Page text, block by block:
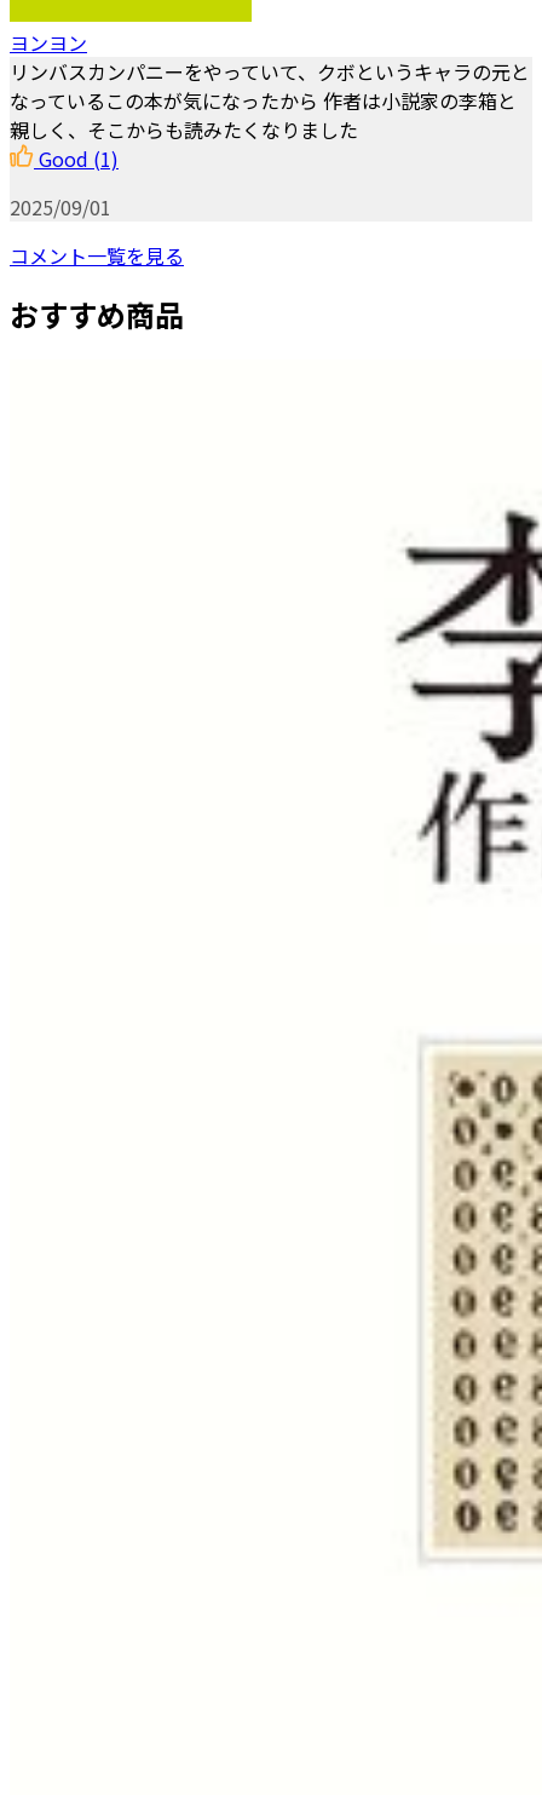
ヨンヨン
リンバスカンパニーをやっていて、クボというキャラの元と
なっているこの本が気になったから 作者は小説家の李箱と
親しく、そこからも読みたくなりました
Good (1)
2025/09/01
コメント一覧を見る
おすすめ商品